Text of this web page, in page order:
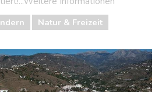
Natur & Freizeit